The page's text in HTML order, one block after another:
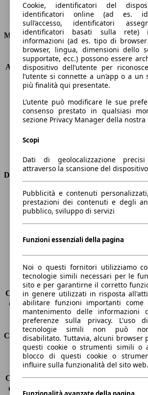
Consumi
Motore e Prestazioni
KW (PS)
88 kW (120 PS)
Accelerazione (0-100 km/h)
10.2s
Velocità massima (km/h)
195 km/h
Numero di marce
6
Coppia
280 nm
Cilindrata
1598 ccm
Carburante
Diesel
Trasmissione
Dimensioni
Lunghezza
4350 mm
Altezza
1460 mm
Larghezza
Peso massimo
-
Sedili
5
Carico sul tetto
-
Capacità di traino (senza freni) -
Capacità di traino (con freni)
600 kg
Volume del bagagliaio
350 - 1150 l
Consumi
Emissioni di CO2*
125 g/km (komb.)
Consumo (urbano)
5.1 l/100km
Consumo (extra-urbano) 4.5 l/100km
Consumo (combinato)*
4.7 l/100km
Cookie, identificatori del
identificatori online (ad es.
sull’accesso, identificatori
identificatori basati sulla rete)
informazioni (ad es. tipo di
browser, lingua, dimensioni dello
supportate, ecc.) possono essere
dispositivo dell’utente per
l’utente si connette a un’app o a
più finalità qui presentate.
L’utente può modificare le sue
consenso prestato in qualsiasi
sezione Privacy Manager della
Scopi
Dati di geolocalizzazione
attraverso la scansione del dispositivo
Pubblicità e contenuti
prestazioni dei contenuti e degli
pubblico, sviluppo di servizi
Funzioni essenziali della pagina
Noi o questi fornitori utilizziamo
tecnologie simili necessari per le
sito e per garantirne il corretto
in genere utilizzati in risposta
abilitare funzioni importanti come
mantenimento delle informazioni
preferenze sulla privacy. L'uso
tecnologie simili non può
disabilitato. Tuttavia, alcuni browser
questi cookie o strumenti simili o
blocco di questi cookie o
influire sulla funzionalità del sito web.